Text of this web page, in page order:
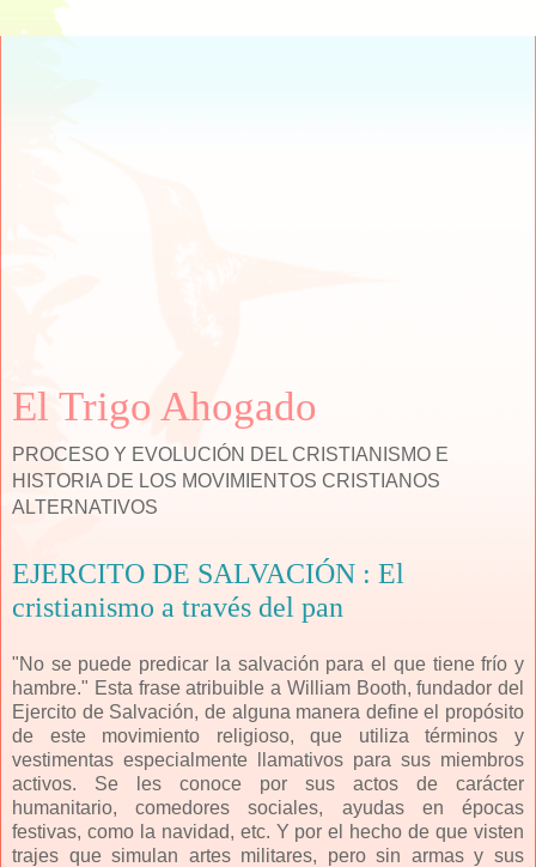
El Trigo Ahogado
PROCESO Y EVOLUCIÓN DEL CRISTIANISMO E
HISTORIA DE LOS MOVIMIENTOS CRISTIANOS
ALTERNATIVOS
EJERCITO DE SALVACIÓN : El
cristianismo a través del pan
"No se puede predicar la salvación para el que tiene frío y
hambre." Esta frase atribuible a William Booth, fundador del
Ejercito de Salvación, de alguna manera define el propósito
de este movimiento religioso, que utiliza términos y
vestimentas especialmente llamativos para sus miembros
activos. Se les conoce por sus actos de carácter
humanitario, comedores sociales, ayudas en épocas
festivas, como la navidad, etc. Y por el hecho de que visten
trajes que simulan artes militares, pero sin armas y sus